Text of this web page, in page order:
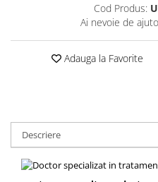
Cod Produs:
Ai nevoie de
Adauga la Favorite
Descriere